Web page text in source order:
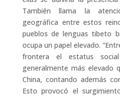
También llama la
geográfica entre estos
pueblos de lenguas tibeto
ocupa un papel elevado.
frontera el estatus
generalmente más elevado
China, contando además
Esto provocó el